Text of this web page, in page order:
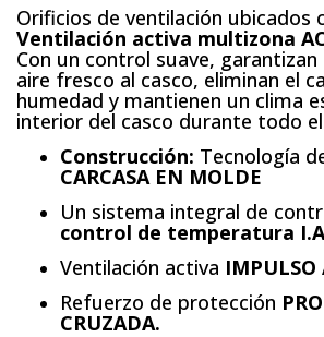
Orificios de ventilación ubicados
Ventilación activa multizona
Con un control suave,
aire fresco al casco, eliminan el
humedad y mantienen un clima
interior del casco durante todo
Construcción: Tecnología
CARCASA EN MOLDE
Un sistema integral de
control de temperatura
Ventilación activa IMPULSO
Refuerzo de protección
CRUZADA.